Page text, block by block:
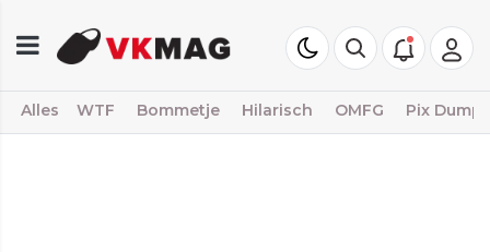
Alles WTF Bommetje Hilarisch OMFG Pix Dump